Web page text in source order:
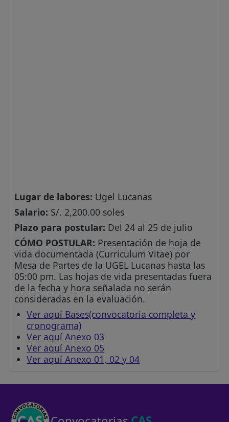
Lugar de labores: Ugel Lucanas
Salario: S/. 2,200.00 soles
Plazo para postular: Del 24 al 25 de julio
CÓMO POSTULAR: Presentación de hoja de
vida documentada (Curriculum Vitae) por
Mesa de Partes de la UGEL Lucanas hasta las
05:00 pm. Las hojas de vida presentadas fuera
de la fecha y hora señalada no serán
consideradas en la evaluación.
Ver aquí Bases(convocatoria completa y
cronograma)
Ver aquí Anexo 03
Ver aquí Anexo 05
Ver aquí Anexo 01, 02 y 04